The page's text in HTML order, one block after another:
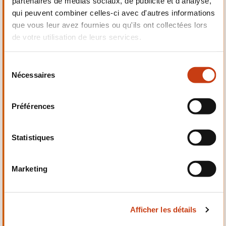
qui peuvent combiner celles-ci avec d'autres informations
que vous leur avez fournies ou qu'ils ont collectées lors
de votre utilisation de leurs services.
Nécessaires
Préférences
Statistiques
Marketing
Afficher les détails
Electrotechnique,
Automatismes